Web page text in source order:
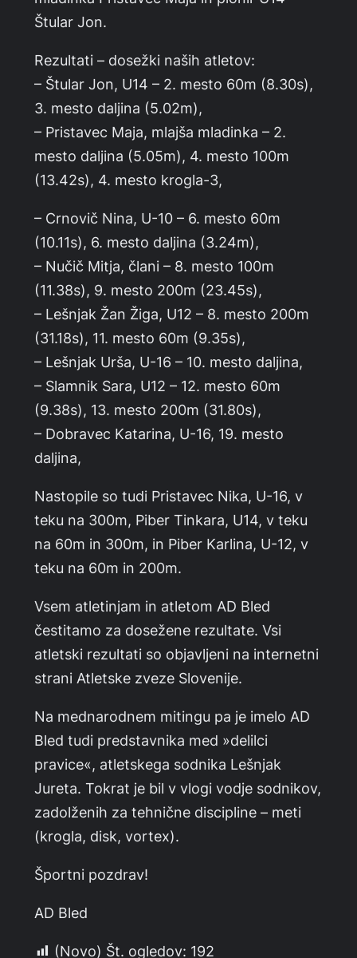
Štular Jon.
Rezultati – dosežki naših atletov:
– Štular Jon, U14 – 2. mesto 60m (8.30s),
3. mesto daljina (5.02m),
– Pristavec Maja, mlajša mladinka – 2.
mesto daljina (5.05m), 4. mesto 100m
(13.42s), 4. mesto krogla-3,
– Crnovič Nina, U-10 – 6. mesto 60m
(10.11s), 6. mesto daljina (3.24m),
– Nučič Mitja, člani – 8. mesto 100m
(11.38s), 9. mesto 200m (23.45s),
– Lešnjak Žan Žiga, U12 – 8. mesto 200m
(31.18s), 11. mesto 60m (9.35s),
– Lešnjak Urša, U-16 – 10. mesto daljina,
– Slamnik Sara, U12 – 12. mesto 60m
(9.38s), 13. mesto 200m (31.80s),
– Dobravec Katarina, U-16, 19. mesto
daljina,
Nastopile so tudi Pristavec Nika, U-16, v
teku na 300m, Piber Tinkara, U14, v teku
na 60m in 300m, in Piber Karlina, U-12, v
teku na 60m in 200m.
Vsem atletinjam in atletom AD Bled
čestitamo za dosežene rezultate. Vsi
atletski rezultati so objavljeni na internetni
strani Atletske zveze Slovenije.
Na mednarodnem mitingu pa je imelo AD
Bled tudi predstavnika med »delilci
pravice«, atletskega sodnika Lešnjak
Jureta. Tokrat je bil v vlogi vodje sodnikov,
zadolženih za tehnične discipline – meti
(krogla, disk, vortex).
Športni pozdrav!
AD Bled
(Novo) Št. ogledov: 192